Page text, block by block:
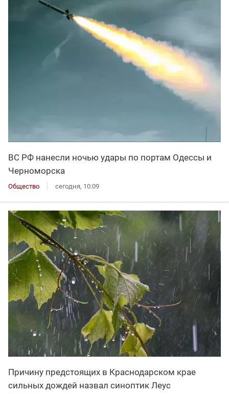
ВС РФ нанесли ночью удары по портам Одессы и
Черноморска
Общество сегодня, 10:09
Причину предстоящих в Краснодарском крае
сильных дождей назвал синоптик Леус